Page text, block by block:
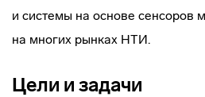
и системы на основе сенсоров
на многих рынках НТИ.
Цели и задачи